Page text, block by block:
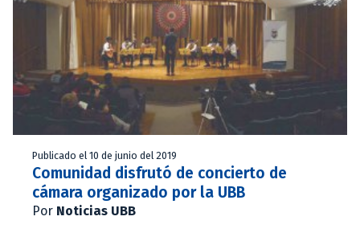
Publicado el 10 de junio del 2019
Comunidad disfrutó de concierto de
cámara organizado por la UBB
Por Noticias UBB